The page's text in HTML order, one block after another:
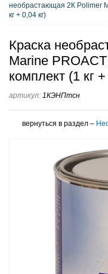
необрастающая 2К Polimer
кг + 0,04 кг)
Краска
Marine
комплект (1 кг
артикул: 1КЭНПтсн
вернуться в раздел –